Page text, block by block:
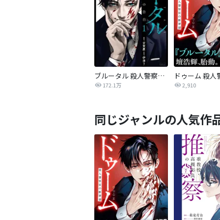
ブルータル 殺人警察官の告白
172.1万 2,910
同じジャンルの人気作